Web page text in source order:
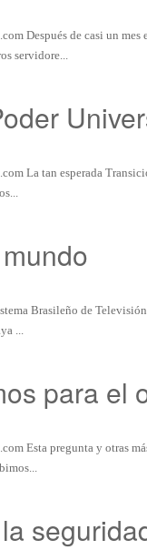
Después de casi un
servidore...
La tan esperada
Brasileño de
...
para el
Esta pregunta y otras